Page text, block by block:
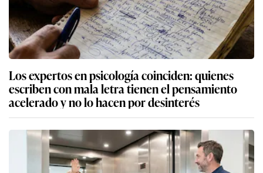
Los expertos en psicología coinciden: quienes
escriben con mala letra tienen el pensamiento
acelerado y no lo hacen por desinterés